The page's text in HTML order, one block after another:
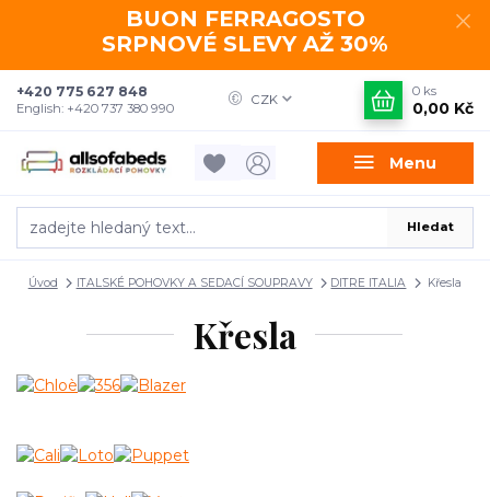
BUON FERRAGOSTO
SRPNOVÉ SLEVY AŽ 30%
Menu
CZK
Hledat
+420 775 627 848
English: +420 737 380 990
0 ks
0,00 Kč
Úvod ITALSKÉ POHOVKY A SEDACÍ SOUPRAVY DITRE ITALIA Křesla
Křesla